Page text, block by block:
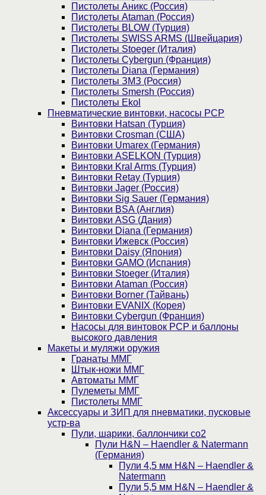
Пистолеты Аникс (Россия)
Пистолеты Ataman (Россия)
Пистолеты BLOW (Турция)
Пистолеты SWISS ARMS (Швейцария)
Пистолеты Stoeger (Италия)
Пистолеты Cybergun (Франция)
Пистолеты Diana (Германия)
Пистолеты ЗМЗ (Россия)
Пистолеты Smersh (Россия)
Пистолеты Ekol
Пневматические винтовки, насосы PCP
Винтовки Hatsan (Турция)
Винтовки Crosman (США)
Винтовки Umarex (Германия)
Винтовки ASELKON (Турция)
Винтовки Kral Arms (Турция)
Винтовки Retay (Турция)
Винтовки Jager (Россия)
Винтовки Sig Sauer (Германия)
Винтовки BSA (Англия)
Винтовки ASG (Дания)
Винтовки Diana (Германия)
Винтовки Ижевск (Россия)
Винтовки Daisy (Япония)
Винтовки GAMO (Испания)
Винтовки Stoeger (Италия)
Винтовки Ataman (Россия)
Винтовки Borner (Тайвань)
Винтовки EVANIX (Корея)
Винтовки Cybergun (Франция)
Насосы для винтовок PCP и баллоны
высокого давления
Макеты и муляжи оружия
Гранаты ММГ
Штык-ножи ММГ
Автоматы ММГ
Пулеметы ММГ
Пистолеты ММГ
Аксессуары и ЗИП для пневматики, пусковые
устр-ва
Пули, шарики, баллончики со2
Пули H&N – Haendler & Natermann
(Германия)
Пули 4,5 мм H&N – Haendler &
Natermann
Пули 5,5 мм H&N – Haendler &